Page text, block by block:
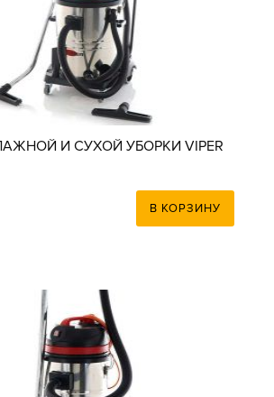
И СУХОЙ УБОРКИ VIPER
В КОРЗИНУ